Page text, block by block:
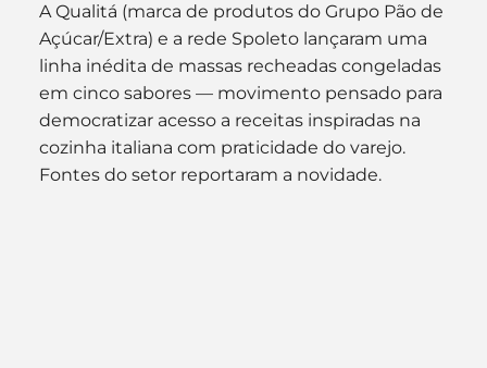
A Qualitá (marca de produtos do Grupo Pão de
Açúcar/Extra) e a rede Spoleto lançaram uma
linha inédita de massas recheadas congeladas
em cinco sabores — movimento pensado para
democratizar acesso a receitas inspiradas na
cozinha italiana com praticidade do varejo.
Fontes do setor reportaram a novidade.